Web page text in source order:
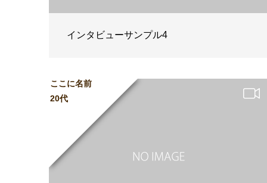
インタビューサンプル4
ここに名前
20代